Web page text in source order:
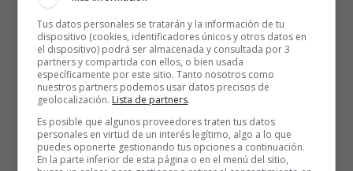
Diplomas gratis y
para imprimir, especiales para
Tus datos personales se tratarán y la información de tu
dispositivo (cookies, identificadores únicos y otros datos en
el dispositivo) podrá ser almacenada y consultada por 3
partners y compartida con ellos, o bien usada
específicamente por este sitio. Tanto nosotros como
nuestros partners podemos usar datos precisos de
geolocalización. Lista de partners.
Es posible que algunos proveedores traten tus datos
personales en virtud de un interés legítimo, algo a lo que
puedes oponerte gestionando tus opciones a continuación.
En la parte inferior de esta página o en el menú del sitio,